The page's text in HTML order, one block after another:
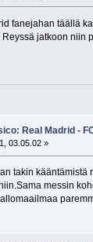
fanejahan täällä
jatkoon niin
Real Madrid -
03.05.02 »
takin
messin